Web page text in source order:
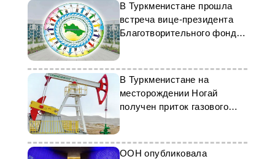
В Туркменистане прошла
встреча вице-президента
Благотворительного фонда
с делегацией "Аль-Арабия"
В Туркменистане на
месторождении Ногай
получен приток газового
конденсата
ООН опубликовала